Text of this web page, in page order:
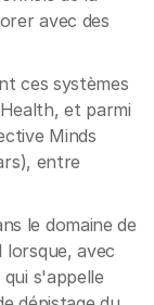
avec des
ces systèmes
et parmi
Minds
entre
le domaine de
lorsque, avec
s'appelle